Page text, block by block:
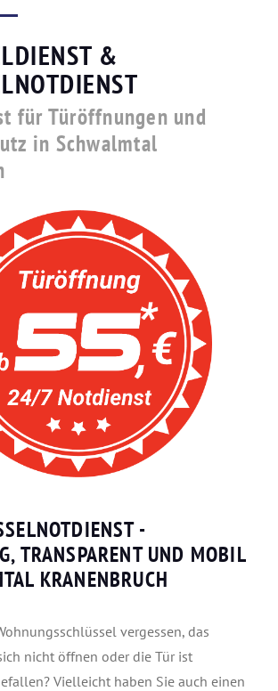
&
für Türöffnungen und
in Schwalmtal
-
TRANSPARENT UND MOBIL
KRANENBRUCH
vergessen, das
nicht öffnen oder die Tür ist
Vielleicht haben Sie auch einen